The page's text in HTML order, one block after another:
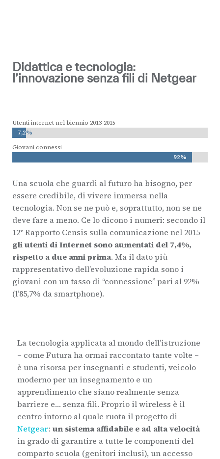
Didattica e tecnologia:
l’innovazione senza fili di Netgear
Utenti internet nel biennio 2013-2015
7,2%
7,2%
Giovani connessi
92%
92%
Una scuola che guardi al futuro ha bisogno, per
essere credibile, di vivere immersa nella
tecnologia. Non se ne può e, soprattutto, non se ne
deve fare a meno. Ce lo dicono i numeri: secondo il
12° Rapporto Censis sulla comunicazione nel 2015
gli utenti di Internet sono aumentati del 7,4%,
rispetto a due anni prima. Ma il dato più
rappresentativo dell’evoluzione rapida sono i
giovani con un tasso di “connessione” pari al 92%
(l’85,7% da smartphone).
La tecnologia applicata al mondo dell’istruzione
– come Futura ha ormai raccontato tante volte –
è una risorsa per insegnanti e studenti, veicolo
moderno per un insegnamento e un
apprendimento che siano realmente senza
barriere e… senza fili. Proprio il wireless è il
centro intorno al quale ruota il progetto di
Netgear: un sistema affidabile e ad alta velocità
in grado di garantire a tutte le componenti del
comparto scuola (genitori inclusi), un accesso